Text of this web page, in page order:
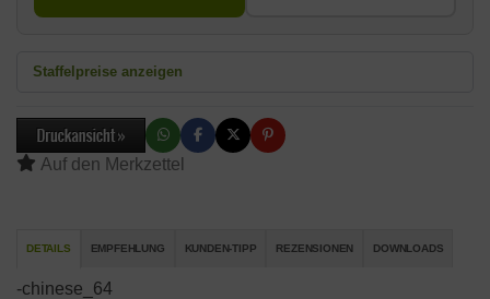
Staffelpreise anzeigen
DETAILS EMPFEHLUNG KUNDEN-TIPP REZENSIONEN DOWNLOADS
-chinese_64